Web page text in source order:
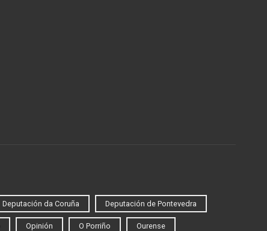
Deputación da Coruña Deputación de Pontevedra
Opinión O Porriño Ourense